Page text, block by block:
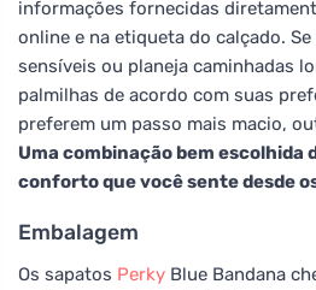
informações fornecidas
online e na etiqueta do calçado.
sensíveis ou planeja caminhadas
palmilhas de acordo com suas
preferem um passo mais macio,
Uma combinação bem escolhida
conforto que você sente desde
Embalagem
Os sapatos Perky Blue Bandana